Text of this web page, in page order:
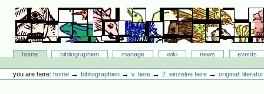
content.
navigation
Bibliographie-Portal
Sectionshome bibliographien manage wiki news
events
tools
you are here: home →bibliographien →v. tiere →2. einzelne tiere →original: